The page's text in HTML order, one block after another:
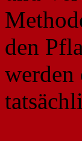
den
werden